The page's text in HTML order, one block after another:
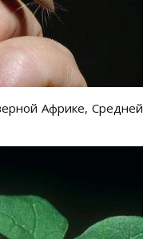
Африке, Средней